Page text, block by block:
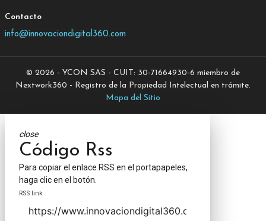
Contacto
info@innovaciondigital360.com
© 2026 - YCON SAS - CUIT: 30-71664930-6 miembro de
Nextwork360 - Registro de la Propiedad Intelectual en trámite.
Mapa del Sitio
close
Código Rss
Para copiar el enlace RSS en el portapapeles,
haga clic en el botón.
RSS link